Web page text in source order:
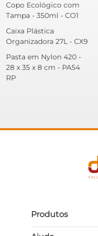
Copo Ecológico com
Tampa - 350ml - CO1
Caixa Plástica
Organizadora 27L - CX9
Pasta em Nylon 420 -
28 x 35 x 8 cm - PA54
RP
Produtos